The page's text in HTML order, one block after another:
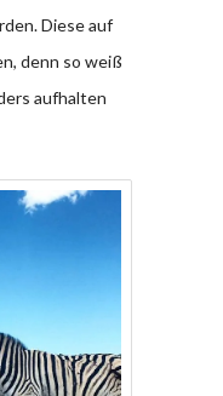
Diese auf
denn so weiß
aufhalten